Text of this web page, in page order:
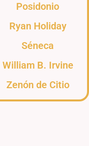
Posidonio
Ryan Holiday
Séneca
William B. Irvine
Zenón de Citio